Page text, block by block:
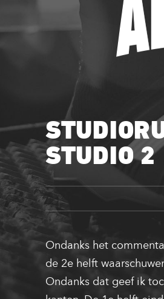
STUDIO 2
Ondanks het
de 2e helft
Ondanks dat geef ik